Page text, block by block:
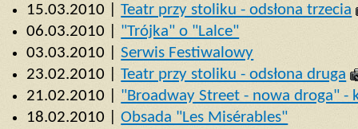
15.03.2010 |Teatr przy stoliku - odsłona trzecia
06.03.2010 | "Trójka" o "Lalce"
03.03.2010 |Serwis Festiwalowy
23.02.2010 |Teatr przy stoliku - odsłona druga
21.02.2010 | "Broadway Street - nowa droga" -
18.02.2010 |Obsada "Les Misérables"